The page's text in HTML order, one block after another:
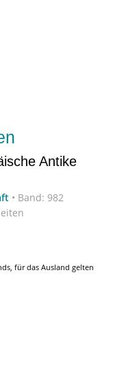
Antike
• Band: 982
für das Ausland gelten